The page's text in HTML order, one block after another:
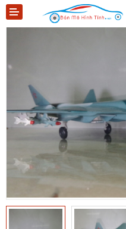
Shopee
Sản phẩm
Tin tức